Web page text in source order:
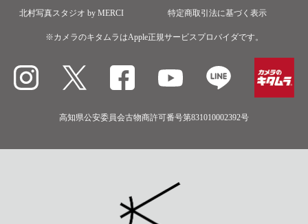
北村写真スタジオ by MERCI
特定商取引法に基づく表示
※カメラのキタムラはApple正規サービスプロバイダです。
高知県公安委員会古物商許可番号第831010002392号